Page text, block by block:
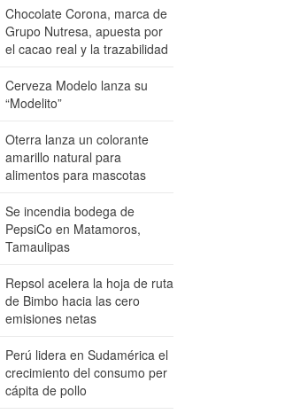
Chocolate Corona, marca de
Grupo Nutresa, apuesta por
el cacao real y la trazabilidad
Cerveza Modelo lanza su
“Modelito”
Oterra lanza un colorante
amarillo natural para
alimentos para mascotas
Se incendia bodega de
PepsiCo en Matamoros,
Tamaulipas
Repsol acelera la hoja de ruta
de Bimbo hacia las cero
emisiones netas
Perú lidera en Sudamérica el
crecimiento del consumo per
cápita de pollo